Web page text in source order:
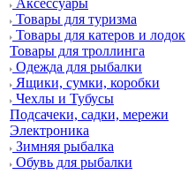
Аксессуары
Товары для туризма
Товары для катеров и лодок
Товары для троллинга
Одежда для рыбалки
Ящики, сумки, коробки
Чехлы и Тубусы
Подсачеки, садки, мережи
Электроника
Зимняя рыбалка
Обувь для рыбалки